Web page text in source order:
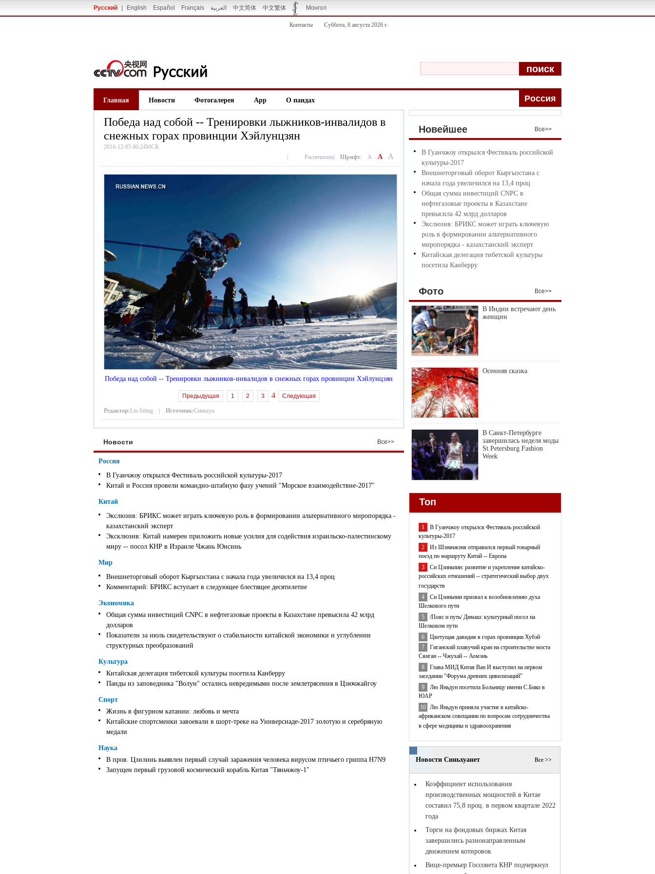
Русский English Español Français العربية 中文简体 中文繁体 Монгол
Контакты Суббота, 8 августа 2026 г.
поиск
Главная Новости Фотогалерея App О пандах Pоccия
Победа над собой -- Тренировки лыжников-инвалидов в
снежных горах провинции Хэйлунцзян
2016-12-05 06:24МСК
Распечатать Шрифт: A A A
Победа над собой -- Тренировки лыжников-инвалидов в снежных горах провинции Хэйлунцзян
Предыдущая 1 2 3 4 Следующая
Редактор:Liu Siting | Источник:Синьхуа
Новости Все>>
Россия
В Гуанчжоу открылся Фестиваль российской культуры-2017
Китай и Россия провели командно-штабную фазу учений "Морское взаимодействие-2017"
Китай
Экслюзив: БРИКС может играть ключевую роль в формировании альтернативного миропорядка -
казахстанский эксперт
Эксклюзив: Китай намерен приложить новые усилия для содействия израильско-палестинскому
миру -- посол КНР в Израиле Чжань Юнсинь
Мир
Внешнеторговый оборот Кыргызстана с начала года увеличился на 13,4 проц
Комментарий: БРИКС вступает в следующее блестящее десятилетие
Экономика
Общая сумма инвестиций CNPC в нефтегазовые проекты в Казахстане превысила 42 млрд
долларов
Показатели за июль свидетельствуют о стабильности китайской экономики и углублении
структурных преобразований
Культура
Китайская делегация тибетской культуры посетила Канберру
Панды из заповедника "Волун" остались невредимыми после землетрясения в Цзючжайгоу
Спорт
Жизнь в фигурном катании: любовь и мечта
Китайские спортсменки завоевали в шорт-треке на Универсиаде-2017 золотую и серебряную
медали
Наука
В пров. Цзилинь выявлен первый случай заражения человека вирусом птичьего гриппа H7N9
Запущен первый грузовой космический корабль Китая "Тяньчжоу-1"
Новейшее Bce>>
В Гуанчжоу открылся Фестиваль российской
культуры-2017
Внешнеторговый оборот Кыргызстана с
начала года увеличился на 13,4 проц
Общая сумма инвестиций CNPC в
нефтегазовые проекты в Казахстане
превысила 42 млрд долларов
Экслюзив: БРИКС может играть ключевую
роль в формировании альтернативного
миропорядка - казахстанский эксперт
Китайская делегация тибетской культуры
посетила Канберру
Фото Все>>
В Индии встречают день
женщин
Осенняя сказка
В Санкт-Петербурге
завершилась неделя моды
St.Petersburg Fashion
Week
Топ
1 В Гуанчжоу открылся Фестиваль российской
культуры-2017
2 Из Шэньчжэня отправился первый товарный
поезд по маршруту Китай -- Европа
3 Си Цзиньпин: развитие и укрепление китайско-
российских отношений -- стратегический выбор двух
государств
4 Си Цзиньпин призвал к возобновлению духа
Шелкового пути
5 /Пояс и путь/ Димаш: культурный посол на
Шелковом пути
6
Цветущая давидия в горах провинции Хубэй
7
Гиганский плавучий кран на строительстве моста
Сянган -- Чжухай -- Аомэнь
8 Глава МИД Китая Ван И выступил на первом
заседании "Форума древних цивилизаций"
9 Лю Яньдун посетила Больницу имени С.Бико в
ЮАР
10 Лю Яньдун приняла участие в китайско-
африканском совещании по вопросам сотрудничества
в сфере медицины и здравоохранения